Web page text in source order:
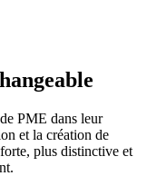
PME dans leur
et la création de
plus distinctive et